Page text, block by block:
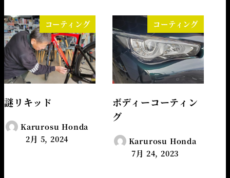
コーティング
謎リキッド
Karurosu Honda
2月 5, 2024
コーティング
ボディーコーティン
グ
Karurosu Honda
7月 24, 2023